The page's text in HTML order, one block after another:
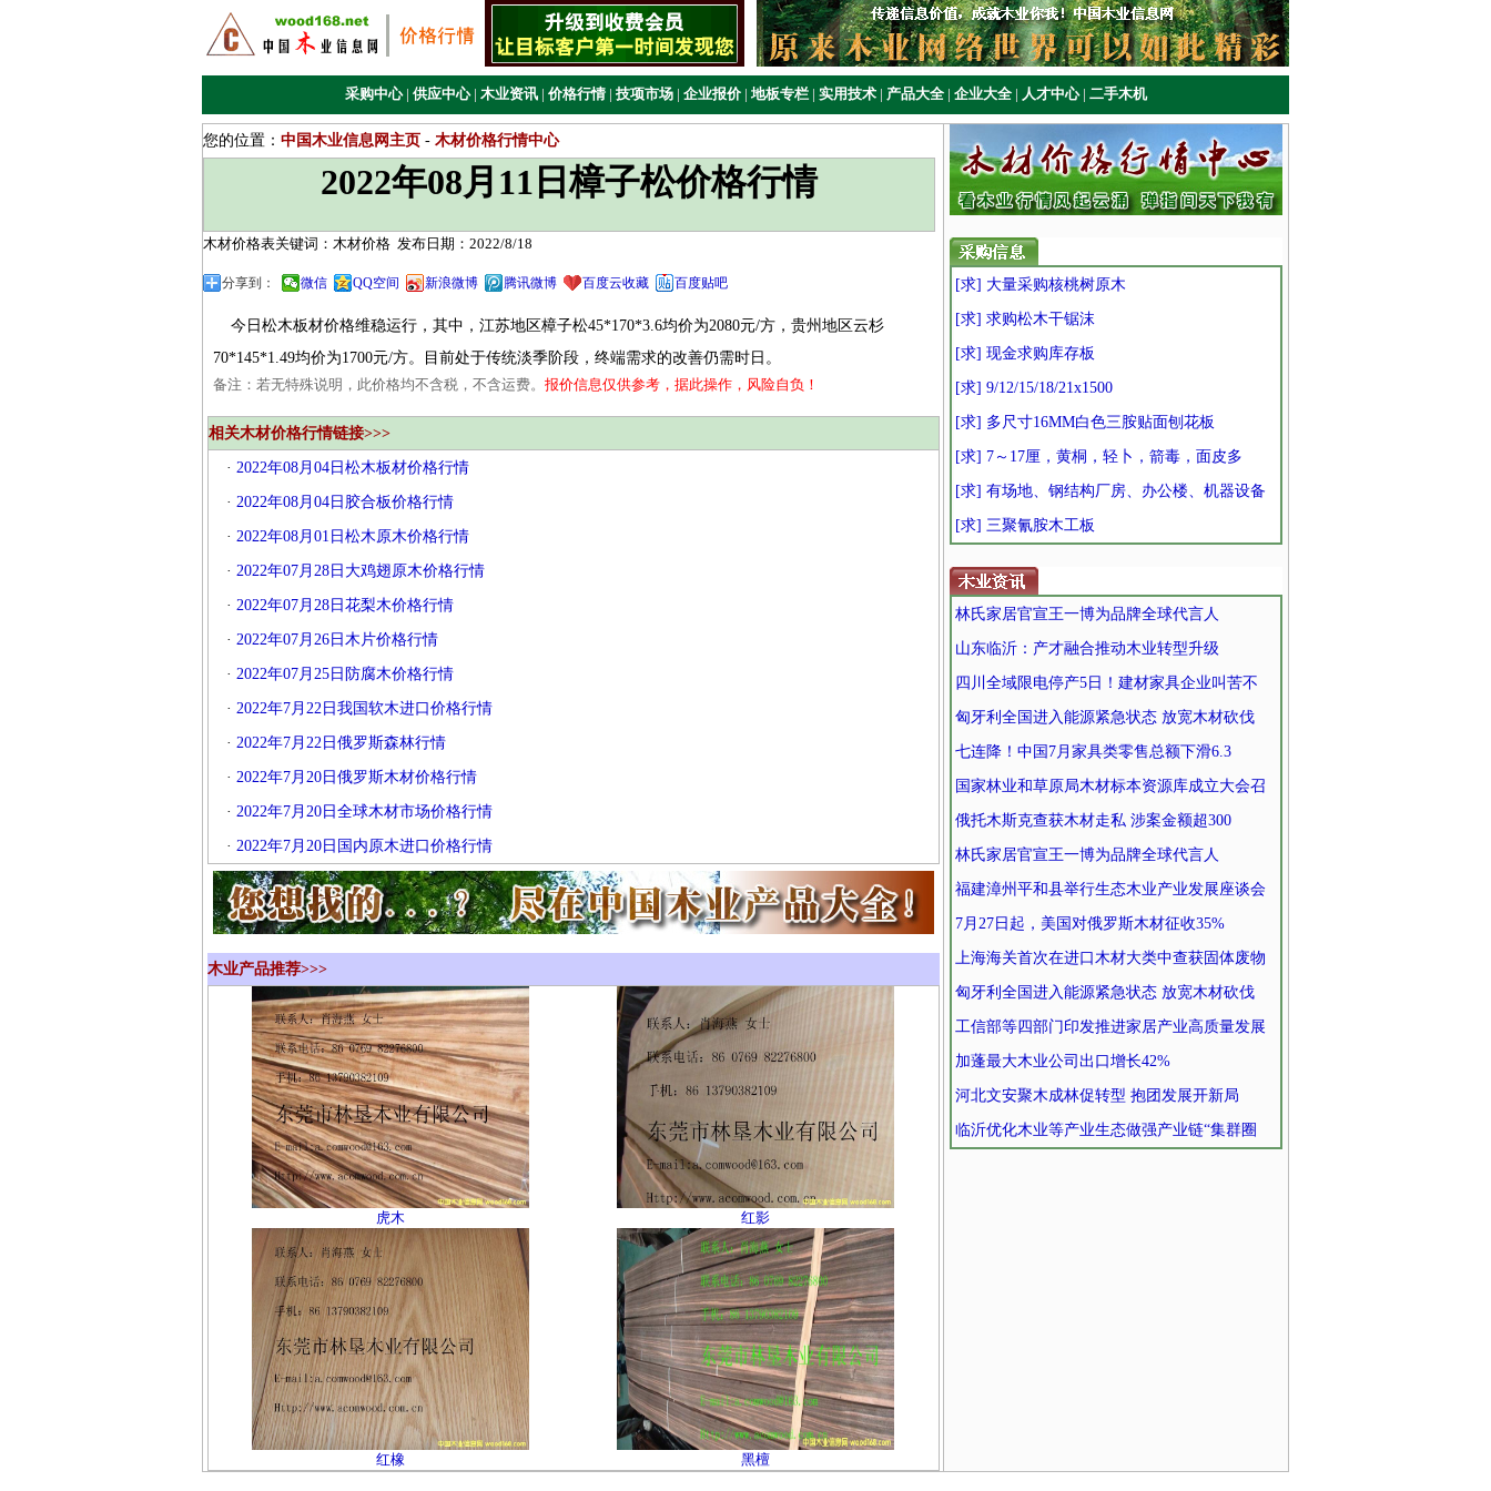
采购中心 | 供应中心 | 木业资讯 | 价格行情 | 技项市场 | 企业报价 | 地板专栏 | 实用技术 | 产品大全 | 企业大全 | 人才中心 | 二手木机
您的位置： 中国木业信息网主页 - 木材价格行情中心
2022年08月11日樟子松​价格行情
木材价格表关键词：木材价格 发布日期：2022/8/18
分享到： 微信 QQ空间 新浪微博 腾讯微博 百度云收藏 百度贴吧
今日松木板材价格维稳运行，其中，江苏地区樟子松45*170*3.6均价为2080元/方，贵州地区云杉
70*145*1.49均价为1700元/方。目前处于传统淡季阶段，终端需求的改善仍需时日。
备注：若无特殊说明，此价格均不含税，不含运费。 报价信息仅供参考，据此操作，风险自负！
相关木材价格行情链接>>>
· 2022年08月04日松木板材价格行情
· 2022年08月04日胶合板价格行情
· 2022年08月01日松木原木价格行情
· 2022年07月28日大鸡翅原木价格行情
· 2022年07月28日花梨木价格行情
· 2022年07月26日木片价格行情
· 2022年07月25日防腐木价格行情
· 2022年7月22日我国软木进口价格行情
· 2022年7月22日俄罗斯森林行情
· 2022年7月20日俄罗斯木材价格行情
· 2022年7月20日全球木材市场价格行情
· 2022年7月20日国内原木进口价格行情
木业产品推荐>>>
虎木 红影
红橡 黑檀
[求] 大量采购核桃树原木
[求] 求购松木干锯沫
[求] 现金求购库存板
[求] 9/12/15/18/21x1500
[求] 多尺寸16MM白色三胺贴面刨花板
[求] 7～17厘，黄桐，轻卜，箭毒，面皮多
[求] 有场地、钢结构厂房、办公楼、机器设备
[求] 三聚氰胺木工板
林氏家居官宣王一博为品牌全球代言人
山东临沂：产才融合推动木业转型升级
四川全域限电停产5日！建材家具企业叫苦不
匈牙利全国进入能源紧急状态 放宽木材砍伐
七连降！中国7月家具类零售总额下滑6.3
国家林业和草原局木材标本资源库成立大会召
俄托木斯克查获木材走私 涉案金额超300
林氏家居官宣王一博为品牌全球代言人
福建漳州平和县举行生态木业产业发展座谈会
7月27日起，美国对俄罗斯木材征收35%
上海海关首次在进口木材大类中查获固体废物
匈牙利全国进入能源紧急状态 放宽木材砍伐
工信部等四部门印发推进家居产业高质量发展
加蓬最大木业公司出口增长42%
河北文安聚木成林促转型 抱团发展开新局
临沂优化木业等产业生态做强产业链“集群圈